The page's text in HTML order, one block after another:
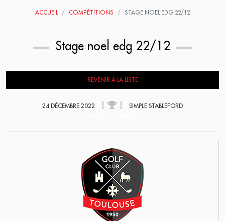
ACCUEIL COMPÉTITIONS STAGE NOEL EDG 22/12
Stage noel edg 22/12
REVENIR À LA LISTE
24 DÉCEMBRE 2022 SIMPLE STABLEFORD